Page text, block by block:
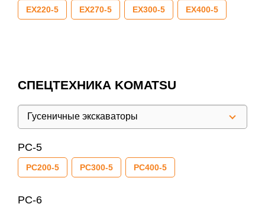
EX220-5 EX270-5 EX300-5 EX400-5
СПЕЦТЕХНИКА KOMATSU
Гусеничные экскаваторы
PC-5
PC200-5 PC300-5 PC400-5
PC-6